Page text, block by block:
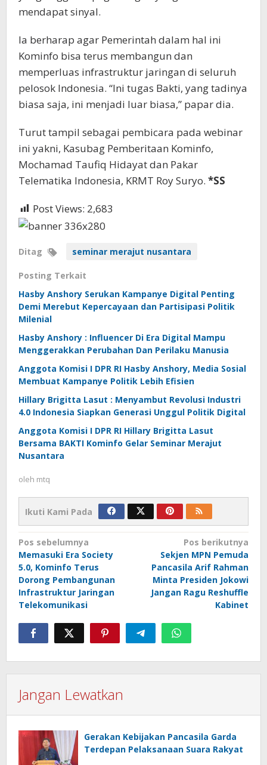
mendapat sinyal.
Ia berharap agar Pemerintah dalam hal ini
Kominfo bisa terus membangun dan
memperluas infrastruktur jaringan di seluruh
pelosok Indonesia. “Ini tugas Bakti, yang tadinya
biasa saja, ini menjadi luar biasa,” papar dia.
Turut tampil sebagai pembicara pada webinar
ini yakni, Kasubag Pemberitaan Kominfo,
Mochamad Taufiq Hidayat dan Pakar
Telematika Indonesia, KRMT Roy Suryo. *SS
Post Views: 2,683
Ditag seminar merajut nusantara
Posting Terkait
Hasby Anshory Serukan Kampanye Digital Penting
Demi Merebut Kepercayaan dan Partisipasi Politik
Milenial
Hasby Anshory : Influencer Di Era Digital Mampu
Menggerakkan Perubahan Dan Perilaku Manusia
Anggota Komisi I DPR RI Hasby Anshory, Media Sosial
Membuat Kampanye Politik Lebih Efisien
Hillary Brigitta Lasut : Menyambut Revolusi Industri
4.0 Indonesia Siapkan Generasi Unggul Politik Digital
Anggota Komisi I DPR RI Hillary Brigitta Lasut
Bersama BAKTI Kominfo Gelar Seminar Merajut
Nusantara
oleh mtq
Ikuti Kami Pada
Navigasi
pos
Pos sebelumnya
Memasuki Era Society
5.0, Kominfo Terus
Dorong Pembangunan
Infrastruktur Jaringan
Telekomunikasi
Pos berikutnya
Sekjen MPN Pemuda
Pancasila Arif Rahman
Minta Presiden Jokowi
Jangan Ragu Reshuffle
Kabinet
Jangan Lewatkan
Gerakan Kebijakan Pancasila Garda
Terdepan Pelaksanaan Suara Rakyat